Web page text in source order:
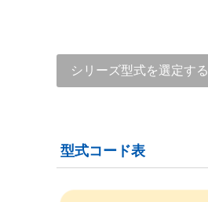
シリーズ型式を選定する
型式コード表